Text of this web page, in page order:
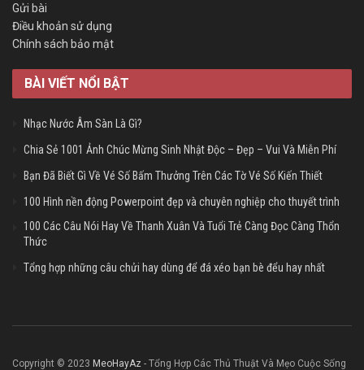
Gửi bài
Điều khoản sử dụng
Chính sách bảo mật
BÀI VIẾT NỔI BẬT
Nhạc Nước Âm Sàn Là Gì?
Chia Sẻ 1001 Ảnh Chúc Mừng Sinh Nhật Độc – Đẹp – Vui Và Miễn Phí
Bạn Đã Biết Gì Về Vé Số Bấm Thưởng Trên Các Tờ Vé Số Kiến Thiết
100 Hình nền động Powerpoint đẹp và chuyên nghiệp cho thuyết trình
100 Các Câu Nói Hay Về Thanh Xuân Và Tuổi Trẻ Càng Đọc Càng Thổn
Thức
Tổng hợp những câu chửi hay dùng để đá xéo bạn bè đểu hay nhất
Copyright © 2023 MeoHayAz - Tổng Hợp Các Thủ Thuật Và Mẹo Cuộc Sống